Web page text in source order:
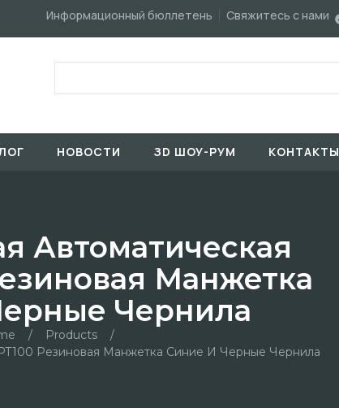
Информационный бюллетень Свяжитесь с нами
HОBOCTИ ЗD ШОУ-РУМ KОНТАКТЫ
Автоматическая
Манжетка
Чернила
/ Products
/
Резиновая Манжетка Синие И Черные Чернила